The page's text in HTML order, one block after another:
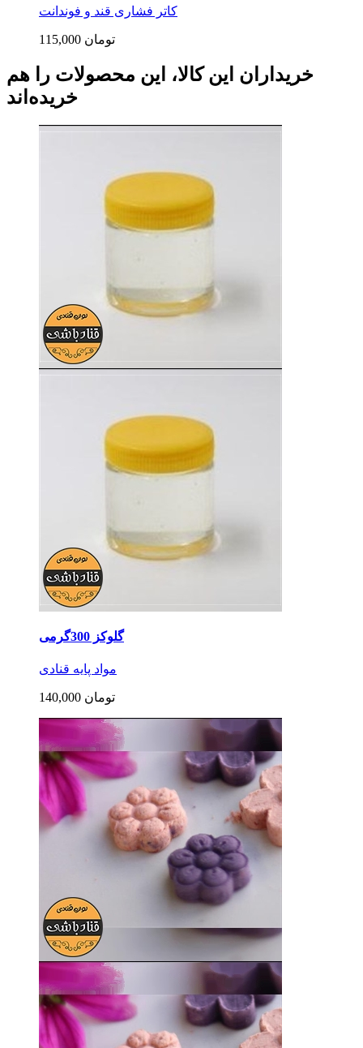
کاتر فشاری قند و فوندانت
115,000 تومان
خریداران این کالا، این محصولات را هم
خریده‌اند
گلوکز 300گرمی
مواد پایه قنادی
140,000 تومان